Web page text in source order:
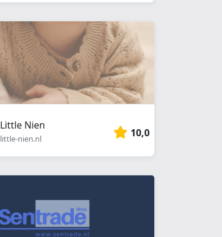
Little Nien
little-nien.nl 10,0